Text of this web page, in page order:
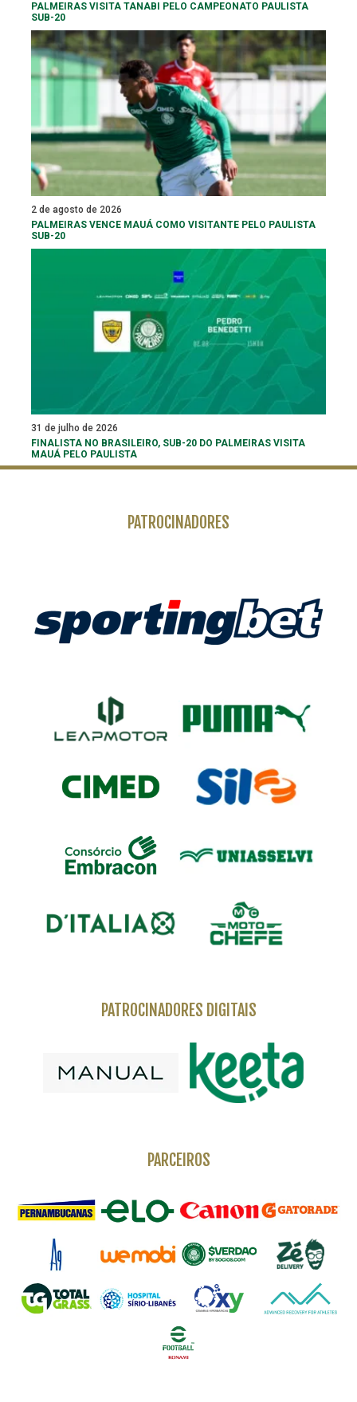
PALMEIRAS VISITA TANABI PELO CAMPEONATO PAULISTA
SUB-20
2 de agosto de 2026
PALMEIRAS VENCE MAUÁ COMO VISITANTE PELO PAULISTA
SUB-20
31 de julho de 2026
FINALISTA NO BRASILEIRO, SUB-20 DO PALMEIRAS VISITA
MAUÁ PELO PAULISTA
PATROCINADORES
PATROCINADORES DIGITAIS
PARCEIROS